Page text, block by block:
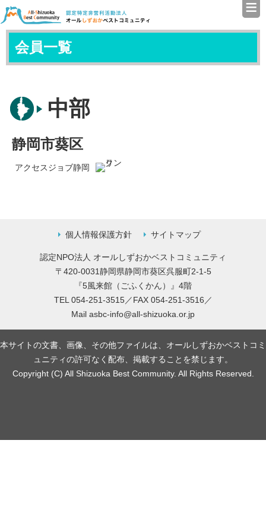
認定特定非営利活動法人（
≡
会員一覧
中部
静岡市葵区
アクセスジョブ静岡
個人情報保護方針 サイトマップ
認定NPO法人 オールしずおかベストコミュニティ
〒420-0031静岡県静岡市葵区呉服町2-1-5
『5風来館（ごふくかん）』4階
TEL 054-251-3515／FAX 054-251-3516／
Mail asbc-info@all-shizuoka.or.jp
本サイトの文書、画像、その他ファイルは、オールしずおかベストコミ
ュニティの許可なく配布、掲載することを禁じます。
Copyright (C) All Shizuoka Best Community. All Rights Reserved.